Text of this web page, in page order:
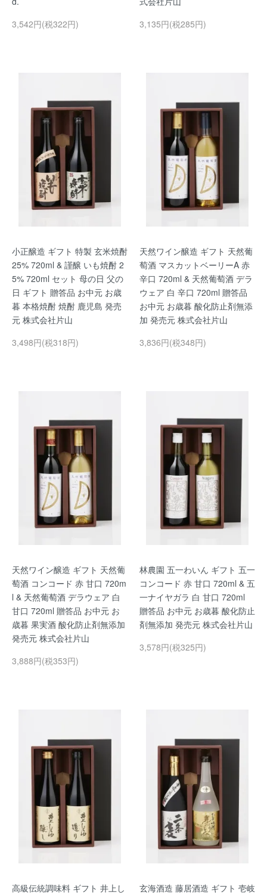
3,542円(税322円)
3,135円(税285円)
小正醸造 ギフト 特製 玄米焼酎
25% 720ml & 謹醸 いも焼酎 2
5% 720ml セット 母の日 父の
日 ギフト 贈答品 お中元 お歳
暮 本格焼酎 焼酎 鹿児島 発売
元 株式会社片山
3,498円(税318円)
天然ワイン醸造 ギフト 天然葡
萄酒 マスカットベーリーA 赤
辛口 720ml & 天然葡萄酒 デラ
ウェア 白 辛口 720ml 贈答品
お中元 お歳暮 酸化防止剤無添
加 発売元 株式会社片山
3,836円(税348円)
天然ワイン醸造 ギフト 天然葡
萄酒 コンコード 赤 甘口 720m
l & 天然葡萄酒 デラウェア 白
甘口 720ml 贈答品 お中元 お
歳暮 果実酒 酸化防止剤無添加
発売元 株式会社片山
3,888円(税353円)
林農園 五一わいん ギフト 五一
コンコード 赤 甘口 720ml & 五
一ナイヤガラ 白 甘口 720ml
贈答品 お中元 お歳暮 酸化防止
剤無添加 発売元 株式会社片山
3,578円(税325円)
高級伝統調味料 ギフト 井上し
玄海酒造 藤居酒造 ギフト 壱岐